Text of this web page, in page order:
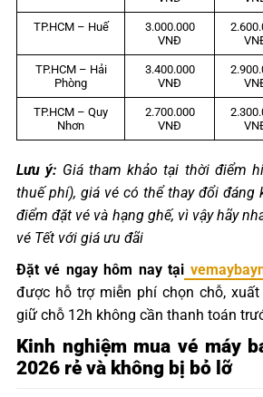
TP.HCM – Huế
3.000.000
VNĐ
TP.HCM – Hải
Phòng
3.400.000
VNĐ
TP.HCM – Quy
Nhơn
2.700.000
VNĐ
Lưu ý: Giá tham khảo tại thời điểm
thuế phí), giá vé có thể thay đổi đáng
điểm đặt vé và hạng ghế, vì vậy hãy
vé Tết với giá ưu đãi
Đặt vé ngay hôm nay tại
được hỗ trợ miễn phí chọn chỗ,
giữ chỗ 12h không cần thanh toán
Kinh nghiệm mua vé máy
2026 rẻ và không bị bỏ lỡ